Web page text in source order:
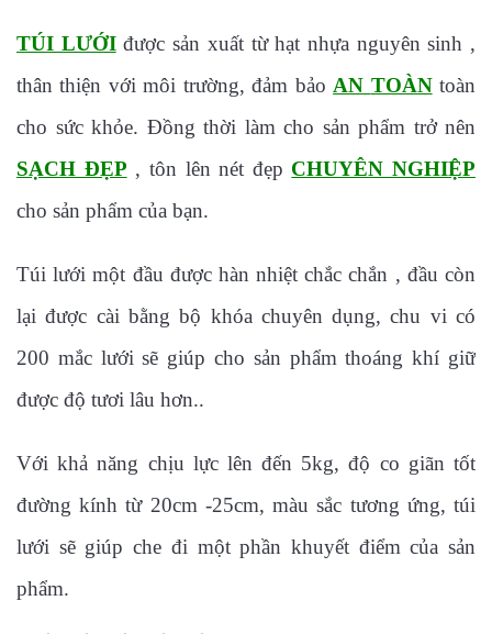
TÚI LƯỚIđược sản xuất từ hạt nhựa nguyên sinh ,
thân thiện với môi trường, đảm bảo AN TOÀNtoàn
cho sức khỏe. Đồng thời làm cho sản phẩm trở nên
SẠCH ĐẸP , tôn lên nét đẹp CHUYÊN NGHIỆP
cho sản phẩm của bạn.
Túi lưới một đầu được hàn nhiệt chắc chắn , đầu còn
lại được cài bằng bộ khóa chuyên dụng, chu vi có
200 mắc lưới sẽ giúp cho sản phẩm thoáng khí giữ
được độ tươi lâu hơn..
Với khả năng chịu lực lên đến 5kg, độ co giãn tốt
đường kính từ 20cm -25cm, màu sắc tương ứng, túi
lưới sẽ giúp che đi một phần khuyết điểm của sản
phẩm.